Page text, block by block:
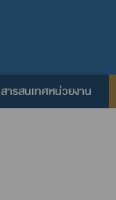
สารสนเทศหน่วยงาน